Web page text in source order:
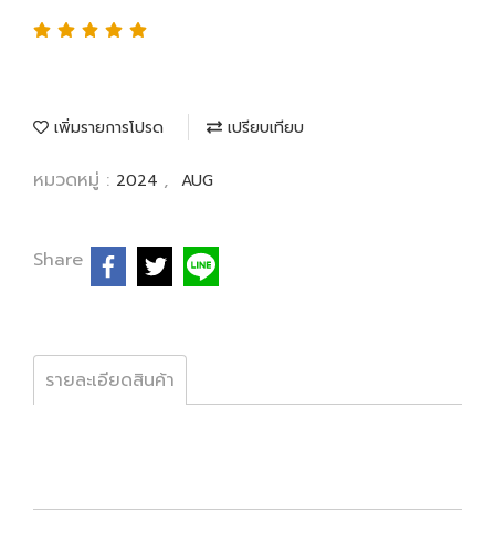
เพิ่มรายการโปรด เปรียบเทียบ
หมวดหมู่ : 2024 , AUG
Share
รายละเอียดสินค้า